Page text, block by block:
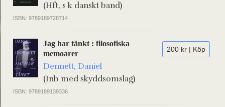
(Hft, s k danskt band)
ISBN: 9789189728714
200 kr | Köp
Jag har tänkt : filosofiska
memoarer
Dennett, Daniel
(Inb med skyddsomslag)
ISBN: 9789189139336